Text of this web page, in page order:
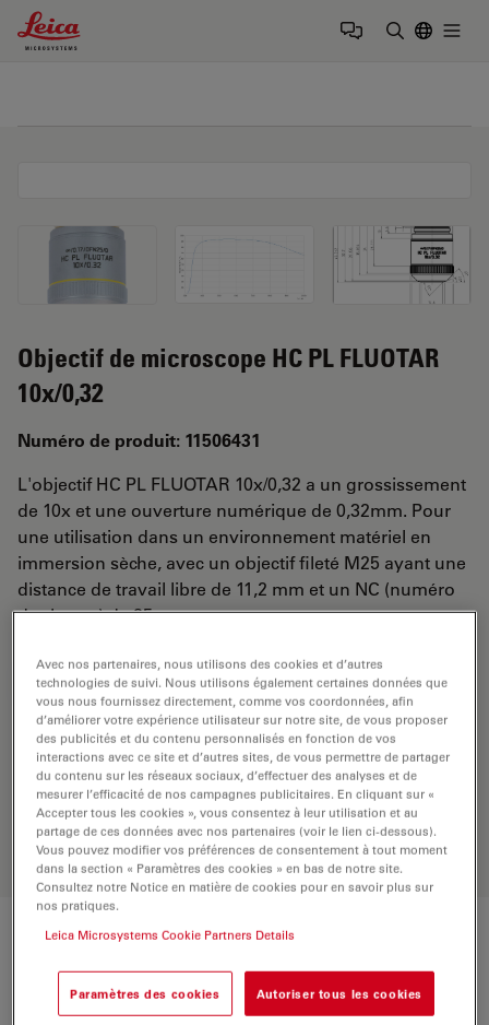
Leica Microsystems Logo
Objectif de microscope HC PL FLUOTAR
10x/0,32
Numéro de produit: 11506431
L'objectif HC PL FLUOTAR 10x/0,32 a un grossissement
de 10x et une ouverture numérique de 0,32mm. Pour
une utilisation dans un environnement matériel en
immersion sèche, avec un objectif fileté M25 ayant une
distance de travail libre de 11,2 mm et un NC (numéro
de champ) de 25.
DEMANDE DE DEVIS
Découvrez la solution idéale.
Explorez notresélecteur d’objectifs
comparez les alternatives et trouvez
l’option la mieux adaptée à vos
besoins.
Caractéristiques techniques
Avec nos partenaires, nous utilisons des cookies et d’autres
technologies de suivi. Nous utilisons également certaines données que
vous nous fournissez directement, comme vos coordonnées, afin
d’améliorer votre expérience utilisateur sur notre site, de vous proposer
des publicités et du contenu personnalisés en fonction de vos
interactions avec ce site et d’autres sites, de vous permettre de partager
du contenu sur les réseaux sociaux, d’effectuer des analyses et de
mesurer l’efficacité de nos campagnes publicitaires. En cliquant sur «
Accepter tous les cookies », vous consentez à leur utilisation et au
partage de ces données avec nos partenaires (voir le lien ci-dessous).
Vous pouvez modifier vos préférences de consentement à tout moment
dans la section « Paramètres des cookies » en bas de notre site.
Consultez notre Notice en matière de cookies pour en savoir plus sur
nos pratiques.
Leica Microsystems Cookie Partners Details
Paramètres des cookies Autoriser tous les cookies